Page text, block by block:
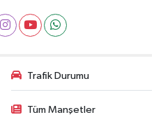
Trafik Durumu
Tüm Manşetler